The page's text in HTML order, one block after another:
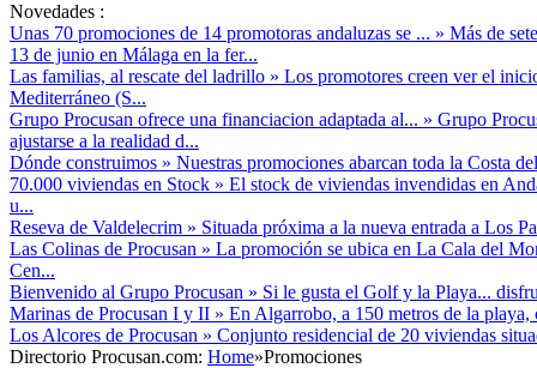
Novedades :
Unas 70 promociones de 14 promotoras andaluzas se ... » Más de
13 de junio en Málaga en la fer...
Las familias, al rescate del ladrillo » Los promotores creen ver el
Mediterráneo (S...
Grupo Procusan ofrece una financiacion adaptada al... » Grupo
ajustarse a la realidad d...
Dónde construimos » Nuestras promociones abarcan toda la Costa
70.000 viviendas en Stock » El stock de viviendas invendidas en
u...
Reseva de Valdelecrim » Situada próxima a la nueva entrada a Los
Las Colinas de Procusan » La promoción se ubica en La Cala del
Cen...
Bienvenido al Grupo Procusan » Si le gusta el Golf y la Playa...
Marinas de Procusan I y II » En Algarrobo, a 150 metros de la
Los Alcores de Procusan » Conjunto residencial de 20 viviendas
Directorio Procusan.com: Home»Promociones